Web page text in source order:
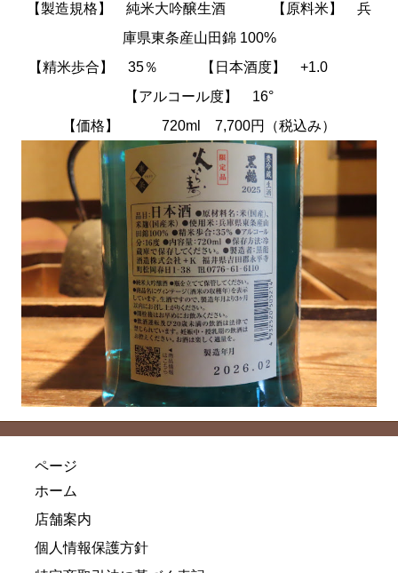
【製造規格】 純米大吟醸生酒
【原料米】 兵
庫県東条産山田錦 100%
【精米歩合】 35％ 【 日本酒度】 +1.0
【アルコール度】 16°
【価格】 720ml 7,700円（税込み）
ページ
ホーム
店舗案内
個人情報保護方針